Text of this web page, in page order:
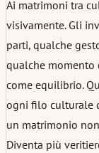
Ai matrimoni tra
visivamente. Gli
parti, qualche
qualche momento
come equilibrio.
ogni filo culturale
un matrimonio
Diventa più